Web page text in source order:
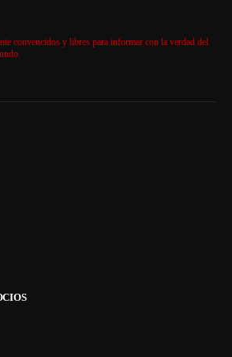
convencidos y libres para informar con la verdad del